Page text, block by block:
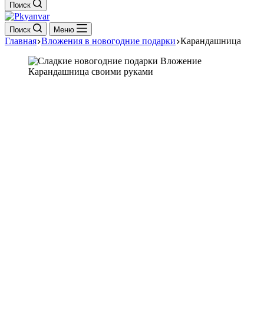
Поиск
Поиск Меню
Главная Вложения в новогодние подарки Карандашница